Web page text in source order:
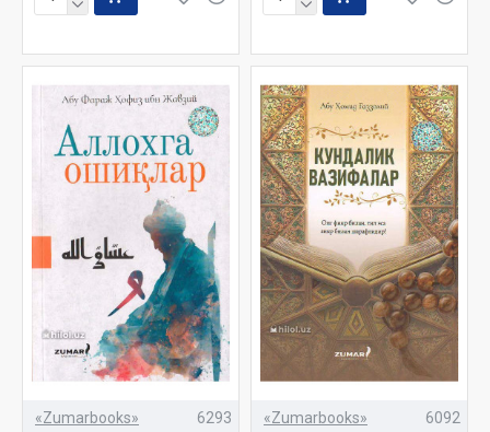
«Zumarbooks» 6293 «Zumarbooks» 6092